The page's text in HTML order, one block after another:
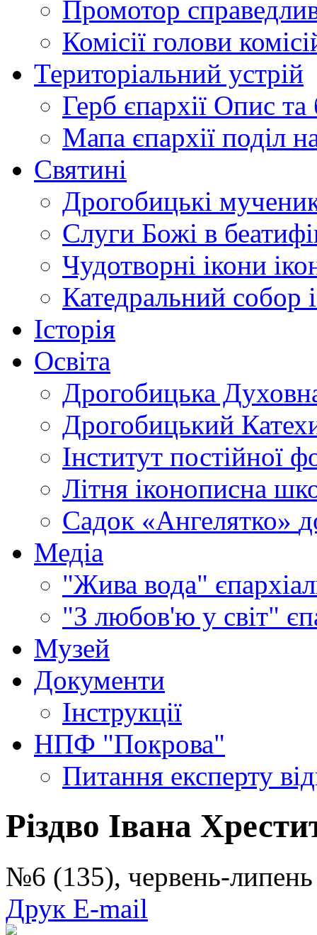
Промотор
Комісії голови
Територіальний устрій
Герб єпархії Опис та
Мапа єпархії поділ
Святині
Дрогобицькі
Слуги Божі в
Чудотворні ікони
Катедральний собор
Історія
Освіта
Дрогобицька
Дрогобицький
Інститут постійної
Літня іконописна
Садок «Ангелятко»
Медіа
"Жива вода"
"З любов'ю у світ"
Музей
Документи
Інструкції
НПФ "Покрова"
Питання експерту
Різдво Івана
№6 (135), червень-
Друк E-mail